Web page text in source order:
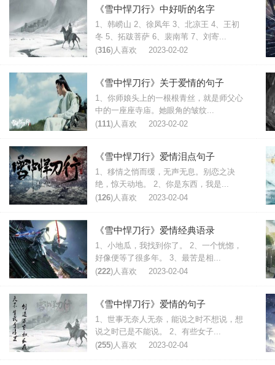
《雪中悍刀行》中好听的名字
1、韩崂山 2、徐凤年 3、北凉王 4、王初
冬 5、拓跋菩萨 6、裴南苇 7、刘寄...
(316)人喜欢 2023-02-02
《雪中悍刀行》关于爱情的句子
1、你师娘头上的一根根青丝，就是师父心
中的一座座寺庙。她眼角的皱纹...
(111)人喜欢 2023-02-02
《雪中悍刀行》爱情泪点句子
1、移情之悄而缓，无声无息。别恋之决
绝，惊天动地。 2、你是东西，我是...
(126)人喜欢 2023-02-04
《雪中悍刀行》爱情经典语录
1、小地瓜，我找到你了。 2、一个恍惚，
好像便等了很多年。 3、最苦是相...
(222)人喜欢 2023-02-04
《雪中悍刀行》爱情的句子
1、世事无奈人无奈，能说之时不想说，想
说之时已是不能说。 2、有些女子...
(255)人喜欢 2023-02-04